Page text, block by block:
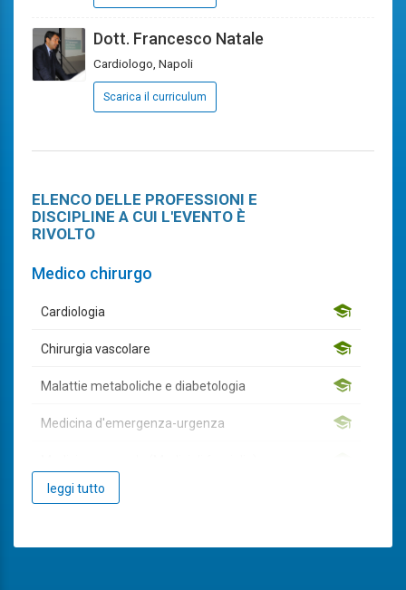
Dott. Francesco Natale
Cardiologo, Napoli
Scarica il curriculum
ELENCO DELLE PROFESSIONI E
DISCIPLINE A CUI L'EVENTO È
RIVOLTO
Medico chirurgo
Cardiologia
Chirurgia vascolare
Malattie metaboliche e diabetologia
Medicina d'emergenza-urgenza
Medicina interna
leggi tutto